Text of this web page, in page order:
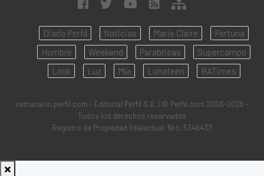
Diario Perfil Noticias Marie Claire
Fortuna
Hombre
Weekend Parabrisas
Supercampo
Look
Luz Mía Lunateen BATimes
semanario.perfil.com - Editorial Perfil S.A. | © Perfil.com 2006-2026 -
Todos los derechos reservados
Registro de Propiedad Intelectual: Nro. 5346433